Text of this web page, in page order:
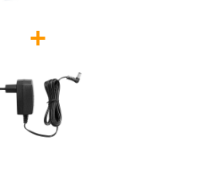
+